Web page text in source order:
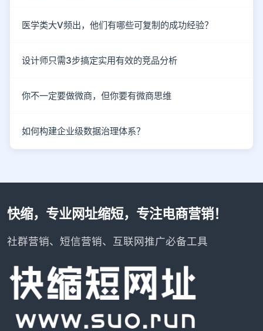
医学类大V频出，他们有哪些可复制的成功经验？
设计师只需3步搞定实用有效的竞品分析
你不一定要做微商，但你要有微商思维
如何构建企业级数据治理体系？
快缩，专业网址缩短，专注电商营销！
社群营销、短信营销、互联网推广必备工具